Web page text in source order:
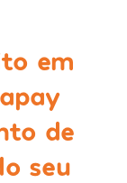
em
de
seu